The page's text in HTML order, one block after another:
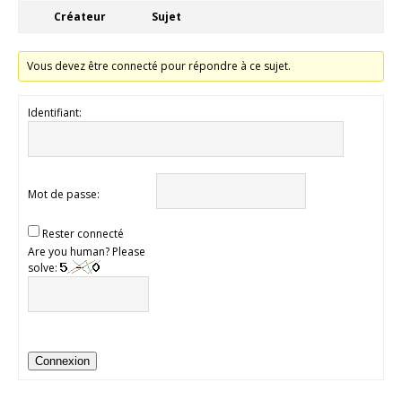
Créateur Sujet
Vous devez être connecté pour répondre à ce sujet.
Identifiant:
Mot de passe:
Rester connecté
Are you human? Please
solve:
Connexion